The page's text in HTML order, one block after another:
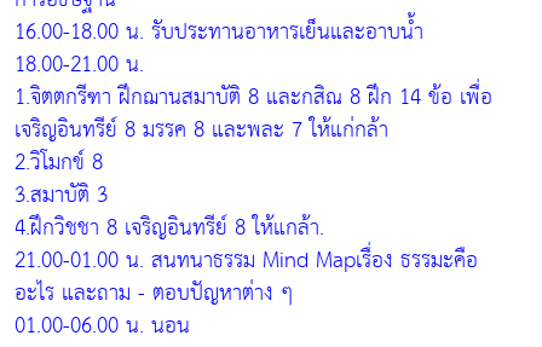
16.00-18.00 น. รับประทานอาหารเย็นและอาบน้ำ
18.00-21.00 น.
1.จิตตกรีฑา ฝึกฌานสมาบัติ 8 และกสิณ 8 ฝึก 14 ข้อ เพื่อ
เจริญอินทรีย์ 8 มรรค 8 และพละ 7 ให้แก่กล้า
2.วิโมกข์ 8
3.สมาบัติ 3
4.ฝึกวิชชา 8 เจริญอินทรีย์ 8 ให้แกล้า.
21.00-01.00 น. สนทนาธรรม Mind Mapเรื่อง ธรรมะคือ
อะไร และถาม - ตอบปัญหาต่าง ๆ
01.00-06.00 น. นอน